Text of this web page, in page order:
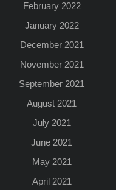
February 2022
January 2022
December 2021
November 2021
September 2021
August 2021
July 2021
June 2021
May 2021
April 2021